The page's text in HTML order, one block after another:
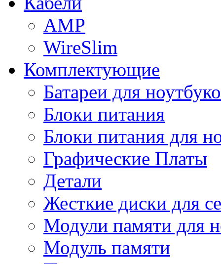
AMP
WireSlim
Комплектующие
Батареи для
Блоки питания
Блоки питания для
Графические Платы
Детали
Жесткие диски для
Модули памяти для
Модуль памяти